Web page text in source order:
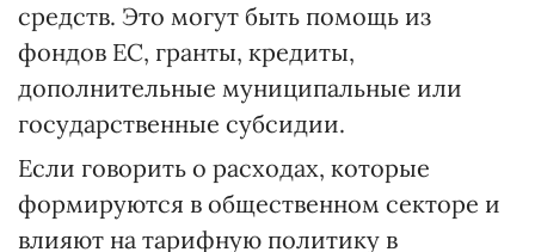
средств. Это могут быть помощь из
фондов ЕС, гранты, кредиты,
дополнительные муниципальные или
государственные субсидии.
Если говорить о расходах, которые
формируются в общественном секторе и
влияют на тарифную политику в